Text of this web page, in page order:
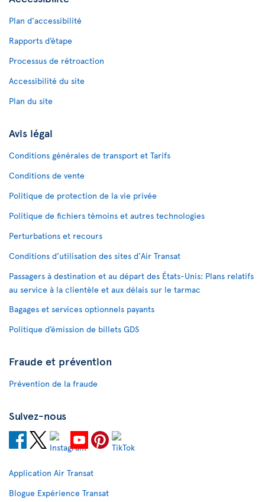
Plan d'accessibilité
Rapports d’étape
Processus de rétroaction
Accessibilité du site
Plan du site
Avis légal
Conditions générales de transport et Tarifs
Conditions de vente
Politique de protection de la vie privée
Politique de fichiers témoins et autres technologies
Perturbations et recours
Conditions d’utilisation des sites d'Air Transat
Passagers à destination et au départ des États-Unis: Plans relatifs
au service à la clientèle et aux délais sur le tarmac
Bagages et services optionnels payants
Politique d’émission de billets GDS
Fraude et prévention
Prévention de la fraude
Suivez-nous
Application Air Transat
Blogue Expérience Transat